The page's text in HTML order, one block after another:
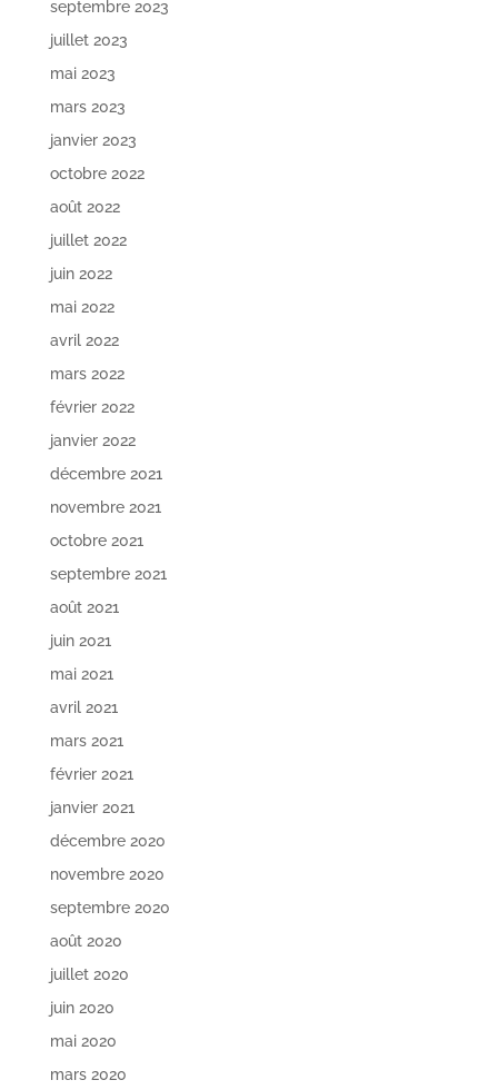
septembre 2023
juillet 2023
mai 2023
mars 2023
janvier 2023
octobre 2022
août 2022
juillet 2022
juin 2022
mai 2022
avril 2022
mars 2022
février 2022
janvier 2022
décembre 2021
novembre 2021
octobre 2021
septembre 2021
août 2021
juin 2021
mai 2021
avril 2021
mars 2021
février 2021
janvier 2021
décembre 2020
novembre 2020
septembre 2020
août 2020
juillet 2020
juin 2020
mai 2020
mars 2020